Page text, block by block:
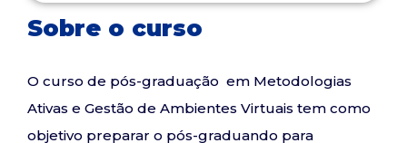
Sobre o curso
O curso de pós-graduação em Metodologias
Ativas e Gestão de Ambientes Virtuais tem como
objetivo preparar o pós-graduando para